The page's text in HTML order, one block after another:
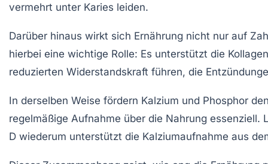
vermehrt unter Karies leiden.
Darüber hinaus wirkt sich Ernährung nicht nur auf
hierbei eine wichtige Rolle: Es unterstützt die
reduzierten Widerstandskraft führen, die
In derselben Weise fördern Kalzium und Phosphor
regelmäßige Aufnahme über die Nahrung
D wiederum unterstützt die Kalziumaufnahme aus